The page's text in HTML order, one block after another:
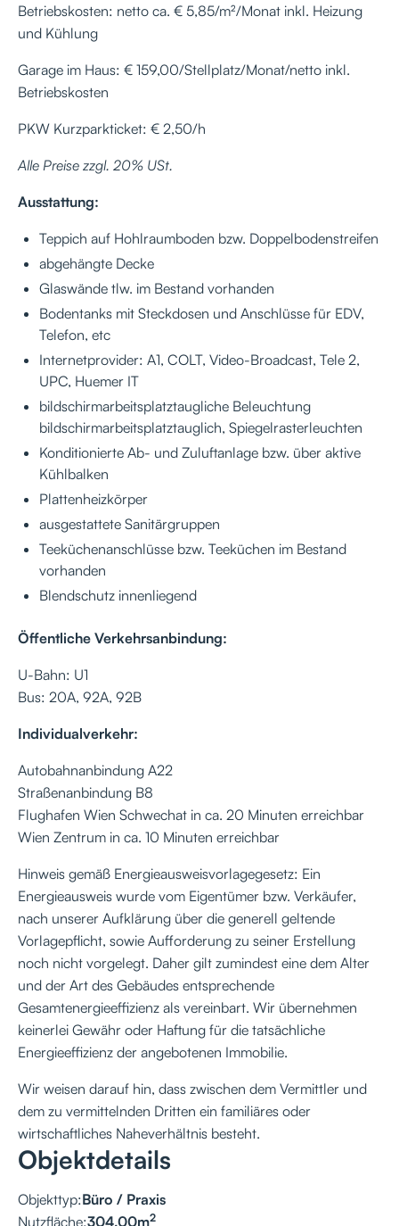
Betriebskosten: netto ca. € 5,85/m²/Monat inkl. Heizung
und Kühlung
Garage im Haus: € 159,00/Stellplatz/Monat/netto inkl.
Betriebskosten
PKW Kurzparkticket: € 2,50/h
Alle Preise zzgl. 20% USt.
Ausstattung:
Teppich auf Hohlraumboden bzw. Doppelbodenstreifen
abgehängte Decke
Glaswände tlw. im Bestand vorhanden
Bodentanks mit Steckdosen und Anschlüsse für EDV,
Telefon, etc
Internetprovider: A1, COLT, Video-Broadcast, Tele 2,
UPC, Huemer IT
bildschirmarbeitsplatztaugliche Beleuchtung
bildschirmarbeitsplatztauglich, Spiegelrasterleuchten
Konditionierte Ab- und Zuluftanlage bzw. über aktive
Kühlbalken
Plattenheizkörper
ausgestattete Sanitärgruppen
Teeküchenanschlüsse bzw. Teeküchen im Bestand
vorhanden
Blendschutz innenliegend
Öffentliche Verkehrsanbindung:
U-Bahn: U1
Bus: 20A, 92A, 92B
Individualverkehr:
Autobahnanbindung A22
Straßenanbindung B8
Flughafen Wien Schwechat in ca. 20 Minuten erreichbar
Wien Zentrum in ca. 10 Minuten erreichbar
Hinweis gemäß Energieausweisvorlagegesetz: Ein
Energieausweis wurde vom Eigentümer bzw. Verkäufer,
nach unserer Aufklärung über die generell geltende
Vorlagepflicht, sowie Aufforderung zu seiner Erstellung
noch nicht vorgelegt. Daher gilt zumindest eine dem Alter
und der Art des Gebäudes entsprechende
Gesamtenergieeffizienz als vereinbart. Wir übernehmen
keinerlei Gewähr oder Haftung für die tatsächliche
Energieeffizienz der angebotenen Immobilie.
Wir weisen darauf hin, dass zwischen dem Vermittler und
dem zu vermittelnden Dritten ein familiäres oder
wirtschaftliches Naheverhältnis besteht.
Objektdetails
Objekttyp:Büro / Praxis
Nutzfläche:304,00m2